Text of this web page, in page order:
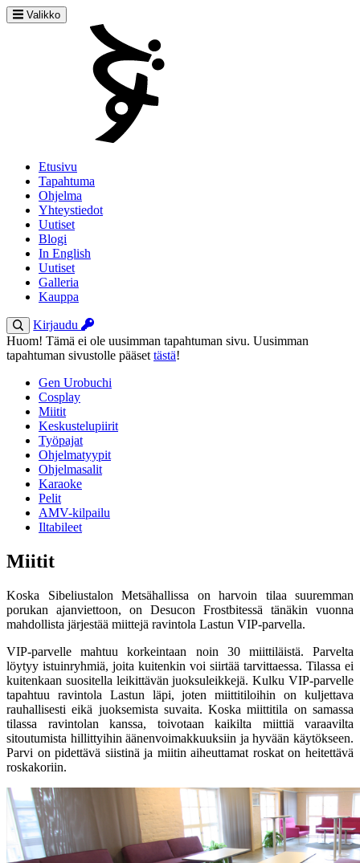
Valikko
Etusivu
Tapahtuma
Ohjelma
Yhteystiedot
Uutiset
Blogi
In English
Uutiset
Galleria
Kauppa
Kirjaudu
Huom! Tämä ei ole uusimman tapahtuman sivu. Uusimman
tapahtuman sivustolle pääset tästä!
Gen Urobuchi
Cosplay
Miitit
Keskustelupiirit
Työpajat
Ohjelmatyypit
Ohjelmasalit
Karaoke
Pelit
AMV-kilpailu
Iltabileet
Miitit
Koska Sibeliustalon Metsähallissa on harvoin tilaa suuremman
porukan ajanviettoon, on Desucon Frostbitessä tänäkin vuonna
mahdollista järjestää miittejä ravintola Lastun VIP-parvella.
VIP-parvelle mahtuu korkeintaan noin 30 miittiläistä. Parvelta
löytyy istuinryhmiä, joita kuitenkin voi siirtää tarvittaessa. Tilassa ei
kuitenkaan suositella leikittävän juoksuleikkejä. Kulku VIP-parvelle
tapahtuu ravintola Lastun läpi, joten miittitiloihin on kuljettava
rauhallisesti eikä juoksemista suvaita. Koska miittitila on samassa
tilassa ravintolan kanssa, toivotaan kaikilta miittiä varaavilta
sitoutumista hillittyihin äänenvoimakkuuksiin ja hyvään käytökseen.
Parvi on pidettävä siistinä ja miitin aiheuttamat roskat on heitettävä
roskakoriin.